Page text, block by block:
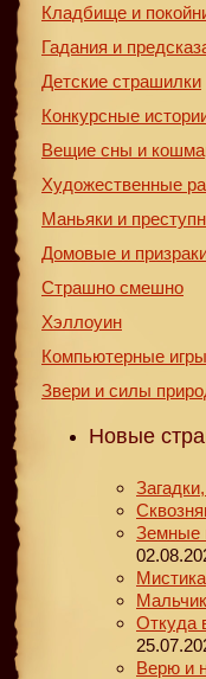
Кладбище и
Гадания и
Детские страшилки
Конкурсные
Вещие сны и
Художественные
Маньяки и
Домовые и
Страшно смешно
Хэллоуин
Компьютерные игры
Звери и силы
Новые
Земные
Откуда
Верю и